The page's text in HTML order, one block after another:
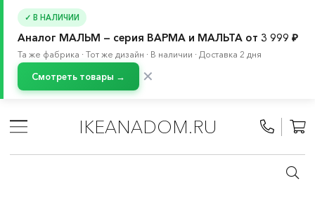
✓ В НАЛИЧИИ
Аналог МАЛЬМ — серия ВАРМА и МАЛЬТА от 3 999 ₽
Та же фабрика · Тот же дизайн · В наличии · Доставка 2 дня
Смотреть товары → ✕
IKEANADOM.RU
Комоды и тумбы с ящиками / Комоды